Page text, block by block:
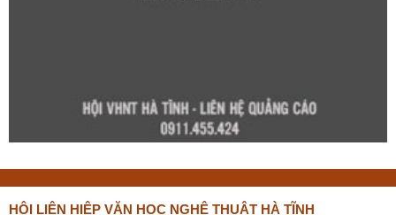
HỘI LIÊN HIỆP VĂN HỌC NGHỆ THUẬT HÀ TĨNH